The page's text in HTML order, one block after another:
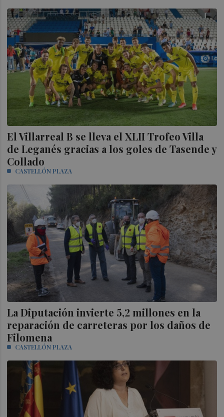
El Villarreal B se lleva el XLII Trofeo Villa
de Leganés gracias a los goles de Tasende y
Collado
CASTELLÓN PLAZA
La Diputación invierte 5,2 millones en la
reparación de carreteras por los daños de
Filomena
CASTELLÓN PLAZA